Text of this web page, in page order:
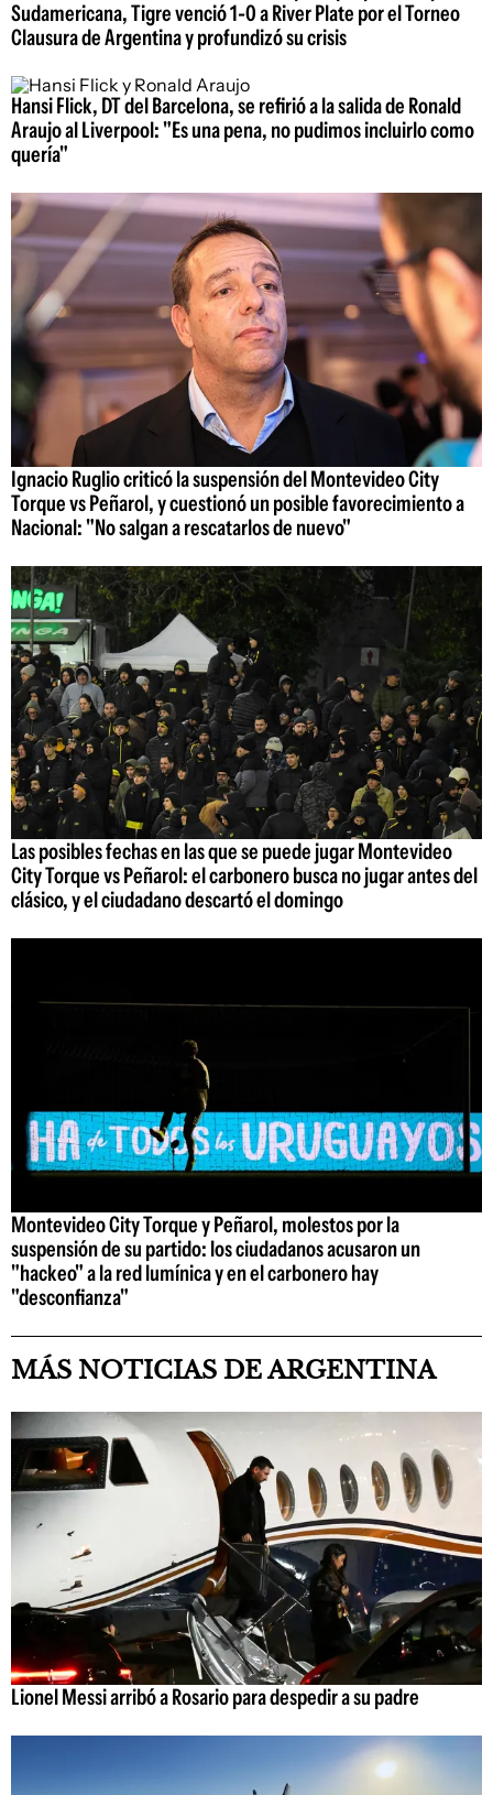
Sudamericana, Tigre venció 1-0 a River Plate por el Torneo
Clausura de Argentina y profundizó su crisis
Hansi Flick, DT del Barcelona, se refirió a la salida de Ronald
Araujo al Liverpool: "Es una pena, no pudimos incluirlo como
quería"
Ignacio Ruglio criticó la suspensión del Montevideo City
Torque vs Peñarol, y cuestionó un posible favorecimiento a
Nacional: "No salgan a rescatarlos de nuevo"
Las posibles fechas en las que se puede jugar Montevideo
City Torque vs Peñarol: el carbonero busca no jugar antes del
clásico, y el ciudadano descartó el domingo
Montevideo City Torque y Peñarol, molestos por la
suspensión de su partido: los ciudadanos acusaron un
"hackeo" a la red lumínica y en el carbonero hay
"desconfianza"
MÁS NOTICIAS DE ARGENTINA
Lionel Messi arribó a Rosario para despedir a su padre